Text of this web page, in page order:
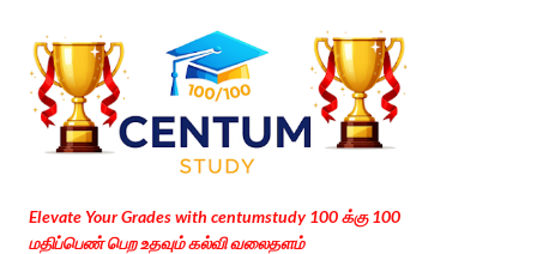
Skip to main content
Elevate Your Grades with centumstudy 100 க்கு 100
மதிப்பெண் பெற உதவும் கல்வி வலைதளம்